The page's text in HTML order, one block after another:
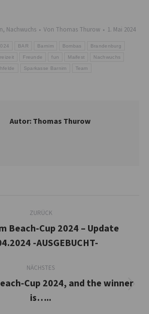
, Nachwuchs Von Thomas Thurow
1. Mai 2024
BAR Barnim Bombas Brandenburg
Freunde fun Maifest Nachwuchs
Sparkasse Barnim Team
Autor:Thomas Thurow
ZURÜCK
Vorheriger
Beitrag:
Beach-Cup 2024 – Update
-AUSGEBUCHT-
NÄCHSTES
Nächster
Beitrag:
Cup 2024, and the winner
is…..